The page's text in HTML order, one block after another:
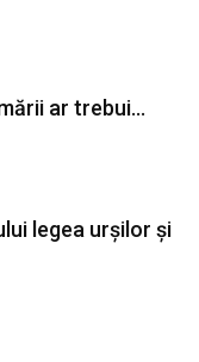
ar trebui…
legea urșilor și